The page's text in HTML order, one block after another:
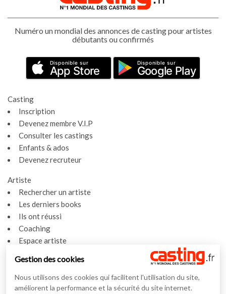
Numéro un mondial des annonces de casting pour artistes
débutants ou confirmés
Disponible sur
App Store
Disponible sur
Google Play
Casting
Inscription
Devenez membre V.I.P
Consulter les castings
Enfants & ados
Devenez recruteur
Artiste
Rechercher un artiste
Les derniers books
Ils ont réussi
Coaching
Espace artiste
Actualités
Actualités
Vidéos
Gestion des cookies
Nous utilisons des cookies qui facilitent l'utilisation du site,
améliorent la performance et la sécurité du site internet.